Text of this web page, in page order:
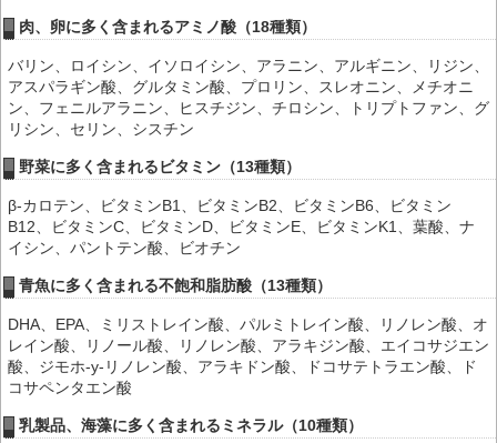
肉、卵に多く含まれるアミノ酸（18種類）
バリン、ロイシン、イソロイシン、アラニン、アルギニン、リジン、
アスパラギン酸、グルタミン酸、プロリン、スレオニン、メチオニ
ン、フェニルアラニン、ヒスチジン、チロシン、トリプトファン、グ
リシン、セリン、シスチン
野菜に多く含まれるビタミン（13種類）
β-カロテン、ビタミンB1、ビタミンB2、ビタミンB6、ビタミン
B12、ビタミンC、ビタミンD、ビタミンE、ビタミンK1、葉酸、ナ
イシン、パントテン酸、ビオチン
青魚に多く含まれる不飽和脂肪酸（13種類）
DHA、EPA、ミリストレイン酸、パルミトレイン酸、リノレン酸、オ
レイン酸、リノール酸、リノレン酸、アラキジン酸、エイコサジエン
酸、ジモホ-y-リノレン酸、アラキドン酸、ドコサテトラエン酸、ド
コサペンタエン酸
乳製品、海藻に多く含まれるミネラル（10種類）